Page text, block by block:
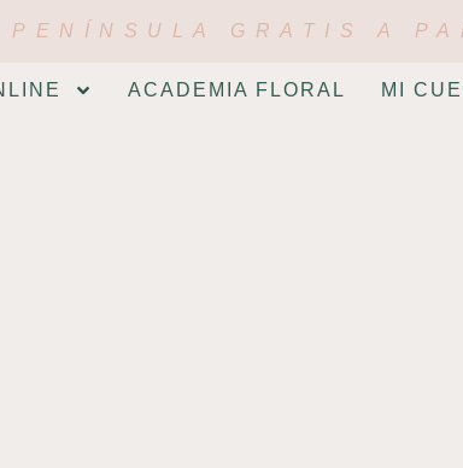
PENÍNSULA GRATIS A
ACADEMIA FLORAL MI